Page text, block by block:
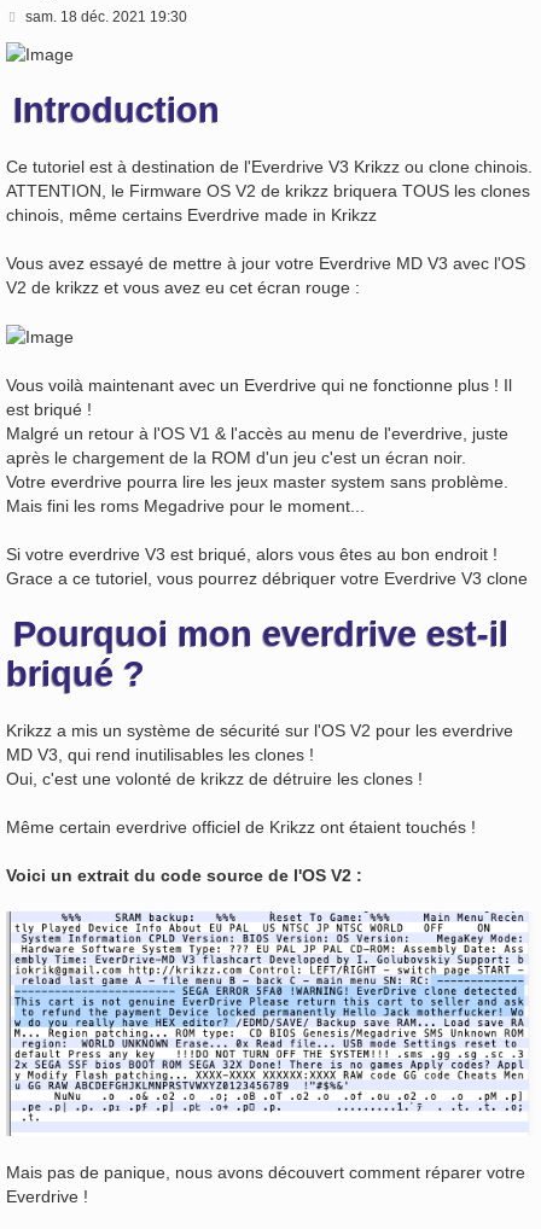
M
s
s
g
sam. 18 déc. 2021 19:30
Introduction
Ce tutoriel est à destination de l'Everdrive V3 Krikzz ou clone chinois.
ATTENTION, le Firmware OS V2 de krikzz briquera TOUS les clones
chinois, même certains Everdrive made in Krikzz
Vous avez essayé de mettre à jour votre Everdrive MD V3 avec l'OS
V2 de krikzz et vous avez eu cet écran rouge :
Vous voilà maintenant avec un Everdrive qui ne fonctionne plus ! Il
est briqué !
Malgré un retour à l'OS V1 & l'accès au menu de l'everdrive, juste
après le chargement de la ROM d'un jeu c'est un écran noir.
Votre everdrive pourra lire les jeux master system sans problème.
Mais fini les roms Megadrive pour le moment...
Si votre everdrive V3 est briqué, alors vous êtes au bon endroit !
Grace a ce tutoriel, vous pourrez débriquer votre Everdrive V3 clone
Pourquoi mon everdrive est-il
briqué ?
Krikzz a mis un système de sécurité sur l'OS V2 pour les everdrive
MD V3, qui rend inutilisables les clones !
Oui, c'est une volonté de krikzz de détruire les clones !
Même certain everdrive officiel de Krikzz ont étaient touchés !
Voici un extrait du code source de l'OS V2 :
Mais pas de panique, nous avons découvert comment réparer votre
Everdrive !